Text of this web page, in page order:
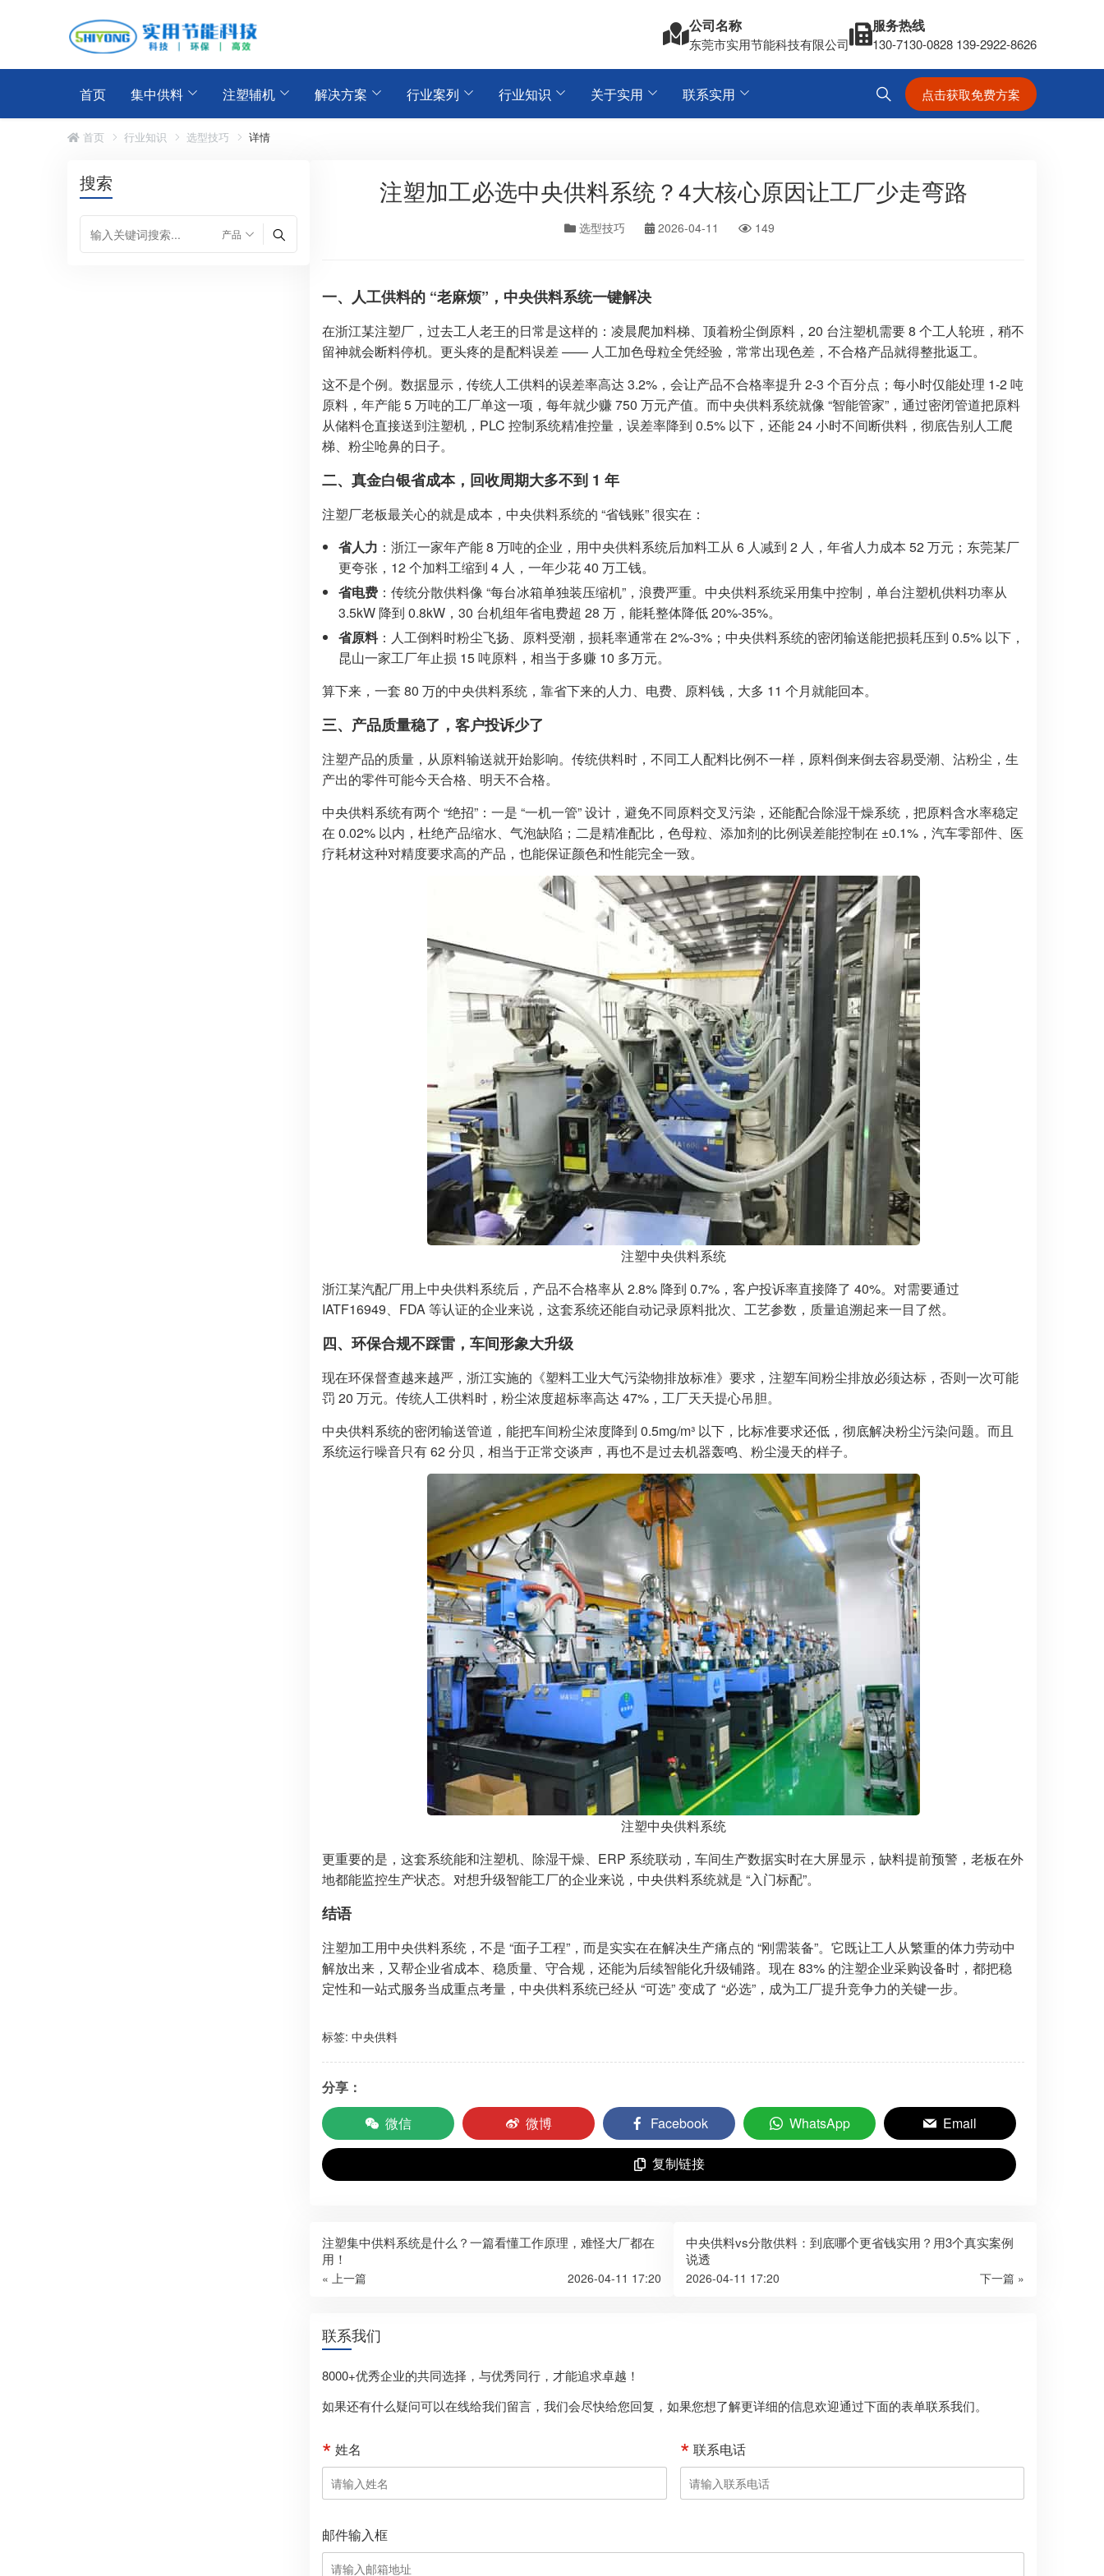
公司名称
东莞市实用节能科技有限公司
服务热线
130-7130-0828 139-2922-8626
首页 集中供料 注塑辅机 解决方案 行业案列 行业知识 关于实用 联系实用 点击获取免费方案
首页 行业知识 选型技巧 详情
搜索 注塑加工必选中央供料系统？4大核心原因让工厂少走弯路
选型技巧 2026-04-11 149
一、人工供料的 “老麻烦”，中央供料系统一键解决
在浙江某注塑厂，过去工人老王的日常是这样的：凌晨爬加料梯、顶着粉尘倒原料，20 台注塑机需要 8 个工人轮班，稍不
留神就会断料停机。更头疼的是配料误差 —— 人工加色母粒全凭经验，常常出现色差，不合格产品就得整批返工。
这不是个例。数据显示，传统人工供料的误差率高达 3.2%，会让产品不合格率提升 2-3 个百分点；每小时仅能处理 1-2 吨
原料，年产能 5 万吨的工厂单这一项，每年就少赚 750 万元产值。而中央供料系统就像 “智能管家”，通过密闭管道把原料
从储料仓直接送到注塑机，PLC 控制系统精准控量，误差率降到 0.5% 以下，还能 24 小时不间断供料，彻底告别人工爬
梯、粉尘呛鼻的日子。
二、真金白银省成本，回收周期大多不到 1 年
注塑厂老板最关心的就是成本，中央供料系统的 “省钱账” 很实在：
省人力 ：浙江一家年产能 8 万吨的企业，用中央供料系统后加料工从 6 人减到 2 人，年省人力成本 52 万元；东莞某厂
更夸张，12 个加料工缩到 4 人，一年少花 40 万工钱。
省电费 ：传统分散供料像 “每台冰箱单独装压缩机”，浪费严重。中央供料系统采用集中控制，单台注塑机供料功率从
3.5kW 降到 0.8kW，30 台机组年省电费超 28 万，能耗整体降低 20%-35%。
省原料：人工倒料时粉尘飞扬、原料受潮，损耗率通常在 2%-3%；中央供料系统的密闭输送能把损耗压到 0.5% 以下，
昆山一家工厂年止损 15 吨原料，相当于多赚 10 多万元。
算下来，一套 80 万的中央供料系统，靠省下来的人力、电费、原料钱，大多 11 个月就能回本。
三、产品质量稳了，客户投诉少了
注塑产品的质量，从原料输送就开始影响。传统供料时，不同工人配料比例不一样，原料倒来倒去容易受潮、沾粉尘，生
产出的零件可能今天合格、明天不合格。
中央供料系统有两个 “绝招”：一是 “一机一管” 设计，避免不同原料交叉污染，还能配合除湿干燥系统，把原料含水率稳定
在 0.02% 以内，杜绝产品缩水、气泡缺陷；二是精准配比，色母粒、添加剂的比例误差能控制在 ±0.1%，汽车零部件、医
疗耗材这种对精度要求高的产品，也能保证颜色和性能完全一致。
注塑中央供料系统
浙江某汽配厂用上中央供料系统后，产品不合格率从 2.8% 降到 0.7%，客户投诉率直接降了 40%。对需要通过
IATF16949、FDA 等认证的企业来说，这套系统还能自动记录原料批次、工艺参数，质量追溯起来一目了然。
四、环保合规不踩雷，车间形象大升级
现在环保督查越来越严，浙江实施的《塑料工业大气污染物排放标准》要求，注塑车间粉尘排放必须达标，否则一次可能
罚 20 万元。传统人工供料时，粉尘浓度超标率高达 47%，工厂天天提心吊胆。
中央供料系统的密闭输送管道，能把车间粉尘浓度降到 0.5mg/m³ 以下，比标准要求还低，彻底解决粉尘污染问题。而且
系统运行噪音只有 62 分贝，相当于正常交谈声，再也不是过去机器轰鸣、粉尘漫天的样子。
注塑中央供料系统
更重要的是，这套系统能和注塑机、除湿干燥、ERP 系统联动，车间生产数据实时在大屏显示，缺料提前预警，老板在外
地都能监控生产状态。对想升级智能工厂的企业来说，中央供料系统就是 “入门标配”。
结语
注塑加工用中央供料系统，不是 “面子工程”，而是实实在在解决生产痛点的 “刚需装备”。它既让工人从繁重的体力劳动中
解放出来，又帮企业省成本、稳质量、守合规，还能为后续智能化升级铺路。现在 83% 的注塑企业采购设备时，都把稳
定性和一站式服务当成重点考量，中央供料系统已经从 “可选” 变成了 “必选”，成为工厂提升竞争力的关键一步。
标签: 中央供料
分享：
微信
微博 Facebook WhatsApp Email
复制链接
注塑集中供料系统是什么？一篇看懂工作原理，难怪大厂都在
用！
« 上一篇 2026-04-11 17:20
中央供料vs分散供料：到底哪个更省钱实用？用3个真实案例
说透
下一篇 »
2026-04-11 17:20
联系我们
8000+优秀企业的共同选择，与优秀同行，才能追求卓越！
如果还有什么疑问可以在线给我们留言，我们会尽快给您回复，如果您想了解更详细的信息欢迎通过下面的表单联系我们。
姓名 联系电话
邮件输入框